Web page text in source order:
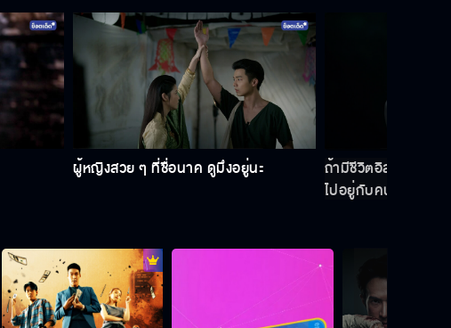
ผู้หญิงสวย ๆ ที่ชื่อนาค ดูมึงอยู่นะ
ถ้ามีชีวิตอิสระเหมือ
ไปอยู่กับคนที่ฉันรัก